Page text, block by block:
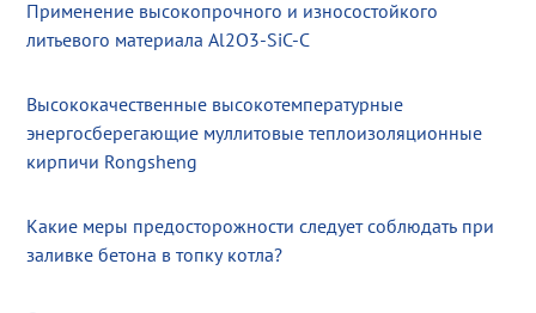
Применение высокопрочного и износостойкого
литьевого материала Al2O3-SiC-C
Высококачественные высокотемпературные
энергосберегающие муллитовые теплоизоляционные
кирпичи Rongsheng
Какие меры предосторожности следует соблюдать при
заливке бетона в топку котла?